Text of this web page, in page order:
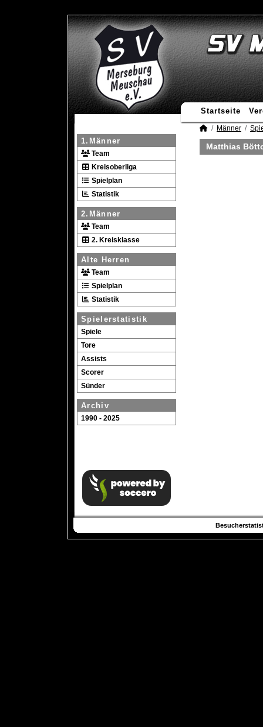
Startseite
1.Männer
Team
Kreisoberliga
Spielplan
Statistik
2.Männer
Team
2. Kreisklasse
Alte Herren
Team
Spielplan
Statistik
Spielerstatistik
Spiele
Tore
Assists
Scorer
Sünder
Archiv
1990 - 2025
Männer
Matthias